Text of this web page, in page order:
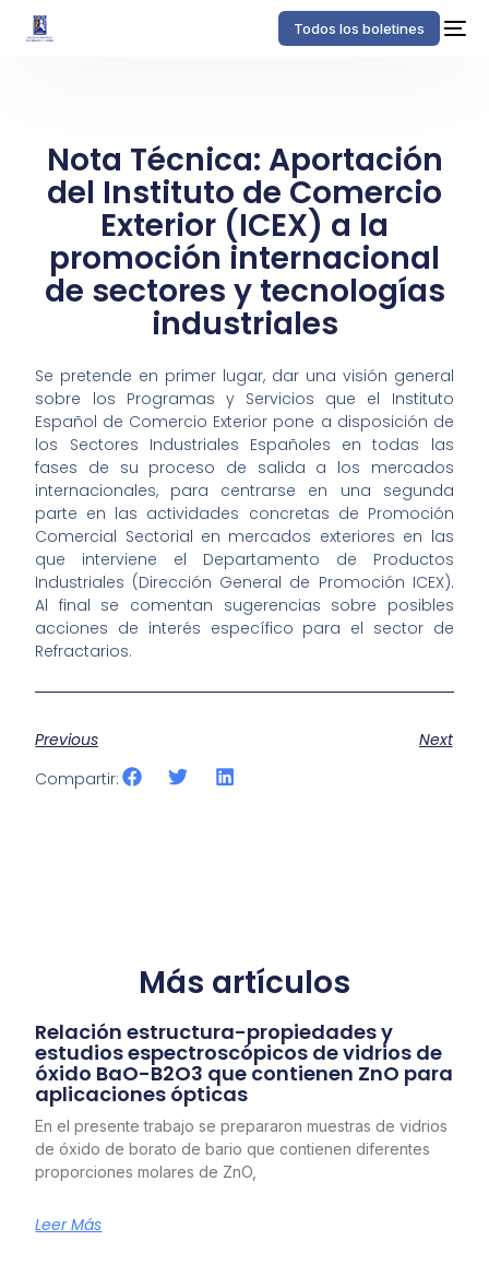
Todos los boletines
Nota Técnica: Aportación
del Instituto de Comercio
Exterior (ICEX) a la
promoción internacional
de sectores y tecnologías
industriales
Se pretende en primer lugar, dar una visión general
sobre los Programas y Servicios que el Instituto
Español de Comercio Exterior pone a disposición de
los Sectores Industriales Españoles en todas las
fases de su proceso de salida a los mercados
internacionales, para centrarse en una segunda
parte en las actividades concretas de Promoción
Comercial Sectorial en mercados exteriores en las
que interviene el Departamento de Productos
Industriales (Dirección General de Promoción ICEX).
Al final se comentan sugerencias sobre posibles
acciones de interés específico para el sector de
Refractarios.
Previous
Next
Compartir:
Más artículos
Relación estructura-propiedades y
estudios espectroscópicos de vidrios de
óxido BaO-B2O3 que contienen ZnO para
aplicaciones ópticas
En el presente trabajo se prepararon muestras de vidrios
de óxido de borato de bario que contienen diferentes
proporciones molares de ZnO,
Leer Más